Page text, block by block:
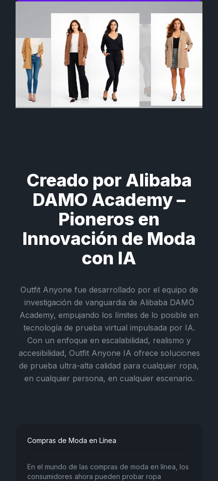
Creado por Alibaba
DAMO Academy –
Pioneros en
Innovación de Moda
con IA
Outfit Anyone fue desarrollado por el equipo de
investigación de vanguardia de Alibaba DAMO
Academy, empujando los límites de lo posible en
tecnología de prueba virtual impulsada por IA.
Con un enfoque en escalabilidad, realismo y
accesibilidad, Outfit Anyone IA ofrece soluciones
de prueba ultra-alta calidad para cualquier ropa,
en cualquier persona, en cualquier escenario.
Compras de Moda en Línea
En el mundo de las compras de moda en línea, los
consumidores ahora pueden probar ropa